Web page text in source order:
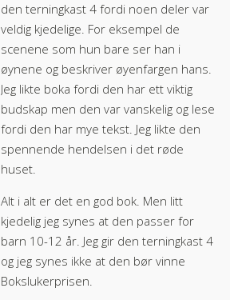
den terningkast 4 fordi noen deler var
veldig kjedelige. For eksempel de
scenene som hun bare ser han i
øynene og beskriver øyenfargen hans.
Jeg likte boka fordi den har ett viktig
budskap men den var vanskelig og lese
fordi den har mye tekst. Jeg likte den
spennende hendelsen i det røde
huset.
Alt i alt er det en god bok. Men litt
kjedelig jeg synes at den passer for
barn 10-12 år. Jeg gir den terningkast 4
og jeg synes ikke at den bør vinne
Bokslukerprisen.